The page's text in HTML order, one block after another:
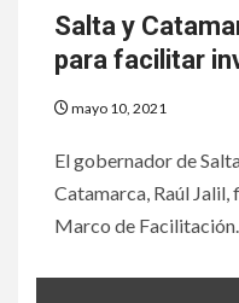
Salta y
para facilitar
mayo 10, 2021
El gobernador de
Catamarca, Raúl
Marco de